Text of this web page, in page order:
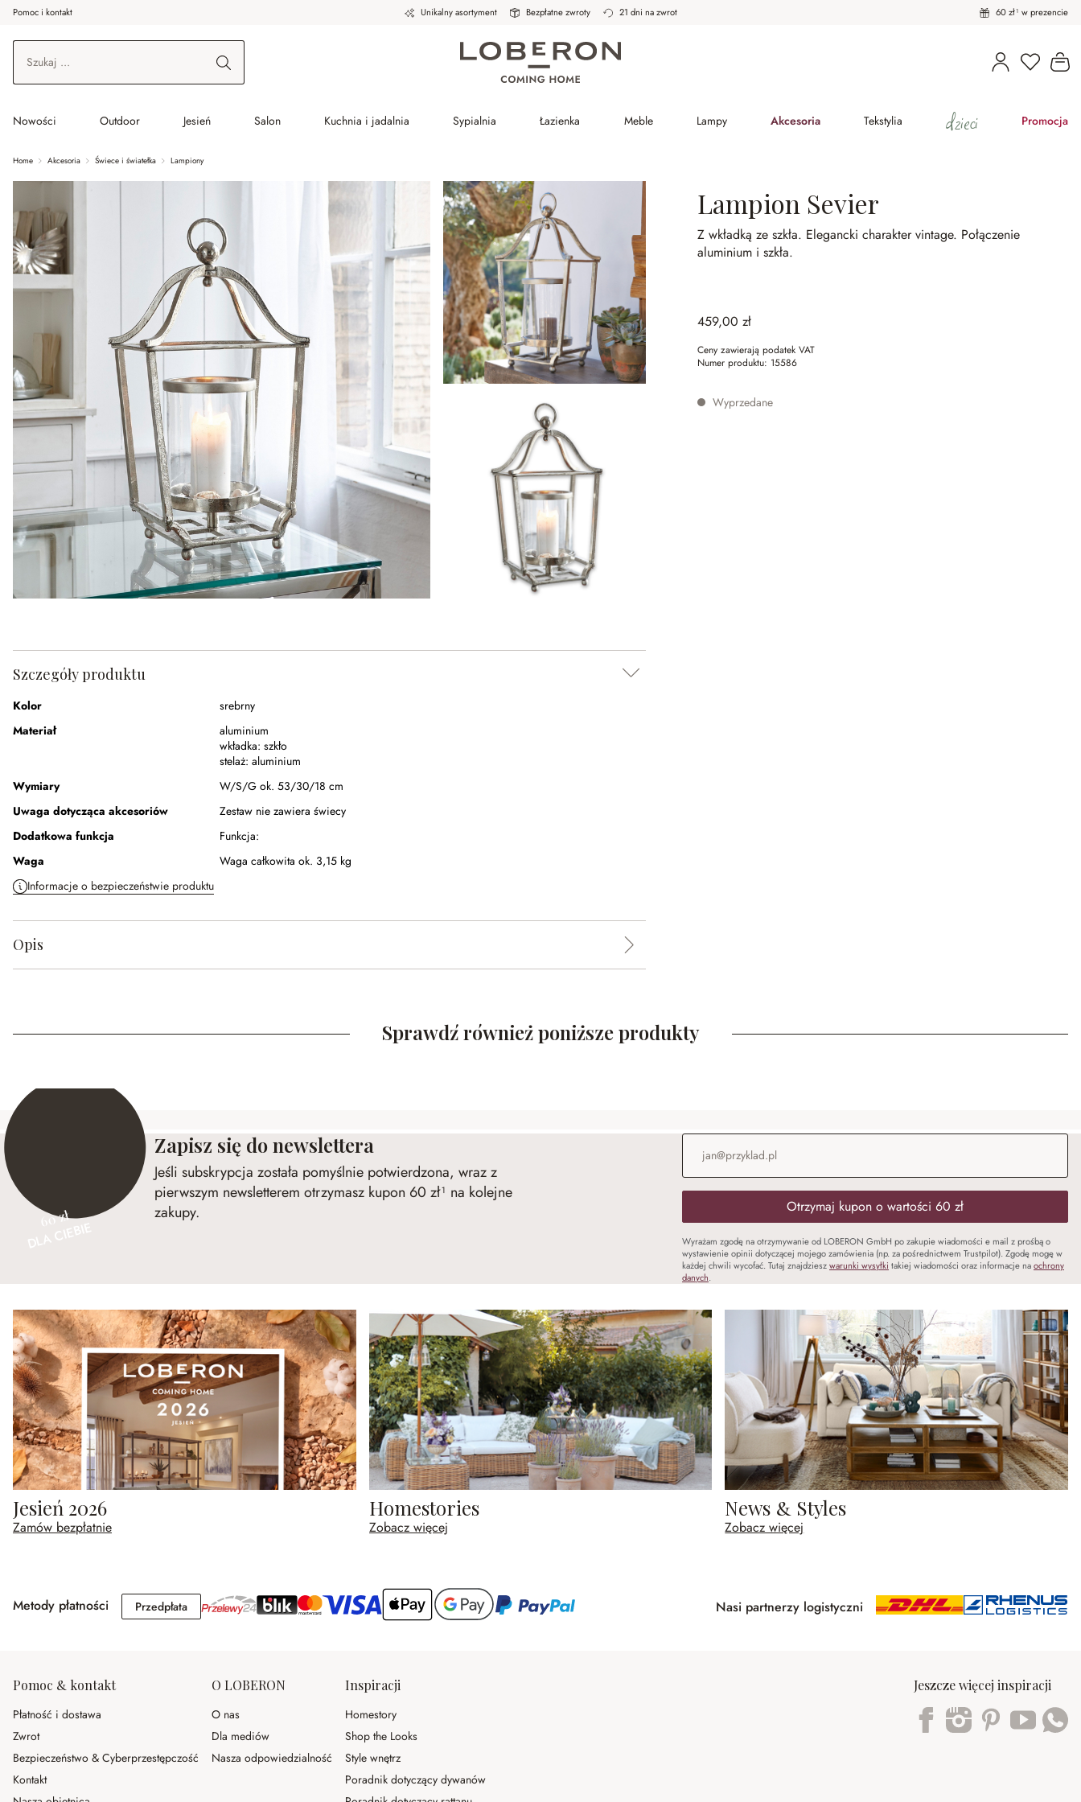
do wątku głównego
Przejdź do wyszukiwania
Przejdź do głównej nawigacji
Pomoc i kontakt Unikalny asortyment Bezpłatne zwroty 21 dni na zwrot 60 zł¹ w prezencie
Masz
Nowości Outdoor Jesień Salon Kuchnia i jadalnia Sypialnia Łazienka Meble Lampy Akcesoria Tekstylia dzieci Promocja
Home Akcesoria Świece i światełka Lampiony
Lampion Sevier
Z wkładką ze szkła. Elegancki charakter vintage. Połączenie
aluminium i szkła.
459,00 zł
Ceny zawierają podatek VAT
Numer produktu: 15586
Wyprzedane
Szczegóły produktu
Kolor
srebrny
Materiał
aluminium
wkładka: szkło
stelaż: aluminium
Wymiary
W/S/G ok. 53/30/18 cm
Uwaga dotycząca akcesoriów
Zestaw nie zawiera świecy
Dodatkowa funkcja
Funkcja:
Waga
Waga całkowita ok. 3,15 kg
Informacje o bezpieczeństwie produktu
Opis
Sprawdź również poniższe produkty
60 zł
Zapisz się do newslettera
Jeśli subskrypcja została pomyślnie potwierdzona, wraz z
pierwszym newsletterem otrzymasz kupon 60 zł¹ na kolejne
zakupy.
Adres e-mail
Otrzymaj kupon o wartości 60 zł
Wyrażam zgodę na otrzymywanie od LOBERON GmbH po zakupie wiadomości e mail z prośbą o
wystawienie opinii dotyczącej mojego zamówienia (np. za pośrednictwem Trustpilot). Zgodę mogę w
każdej chwili wycofać. Tutaj znajdzieszwarunki wysyłki takiej wiadomości oraz informacje naochrony
danych.
Jesień 2026
Zamów bezpłatnie
Homestories
Zobacz więcej
News & Styles
Zobacz więcej
Metody płatności PrzedpłataPrzedpłata Nasi partnerzy logistyczni
Pomoc & kontakt
Płatność i dostawa
Zwrot
Bezpieczeństwo & Cyberprzestępczość
Kontakt
O LOBERON
O nas
Dla mediów
Nasza odpowiedzialność
Inspiracji
Homestory
Shop the Looks
Style wnętrz
Poradnik dotyczący dywanów
Jeszcze więcej inspiracji